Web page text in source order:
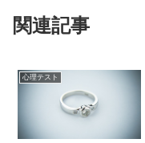
関連記事
心理テスト